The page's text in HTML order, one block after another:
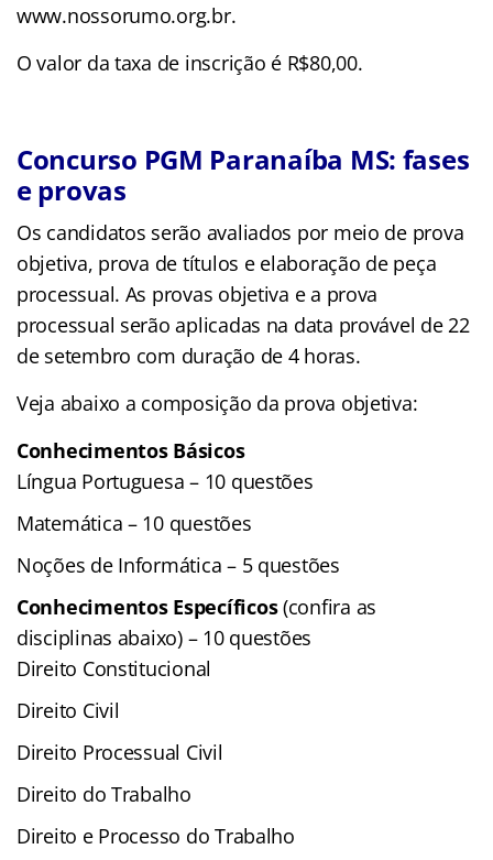
www.nossorumo.org.br.
O valor da taxa de inscrição é R$80,00.
Concurso PGM Paranaíba MS: fases
e provas
Os candidatos serão avaliados por meio de prova
objetiva, prova de títulos e elaboração de peça
processual. As provas objetiva e a prova
processual serão aplicadas na data provável de 22
de setembro com duração de 4 horas.
Veja abaixo a composição da prova objetiva:
Conhecimentos Básicos
Língua Portuguesa – 10 questões
Matemática – 10 questões
Noções de Informática – 5 questões
Conhecimentos Específicos(confira as
disciplinas abaixo) – 10 questões
Direito Constitucional
Direito Civil
Direito Processual Civil
Direito do Trabalho
Direito e Processo do Trabalho